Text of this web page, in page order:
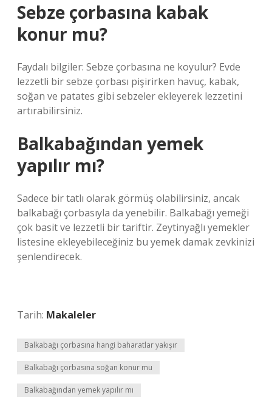
Sebze çorbasına kabak
konur mu?
Faydalı bilgiler: Sebze çorbasına ne koyulur? Evde
lezzetli bir sebze çorbası pişirirken havuç, kabak,
soğan ve patates gibi sebzeler ekleyerek lezzetini
artırabilirsiniz.
Balkabağından yemek
yapılır mı?
Sadece bir tatlı olarak görmüş olabilirsiniz, ancak
balkabağı çorbasıyla da yenebilir. Balkabağı yemeği
çok basit ve lezzetli bir tariftir. Zeytinyağlı yemekler
listesine ekleyebileceğiniz bu yemek damak zevkinizi
şenlendirecek.
Tarih: Makaleler
Balkabağı çorbasına hangi baharatlar yakışır
Balkabağı çorbasına soğan konur mu
Balkabağından yemek yapılır mı